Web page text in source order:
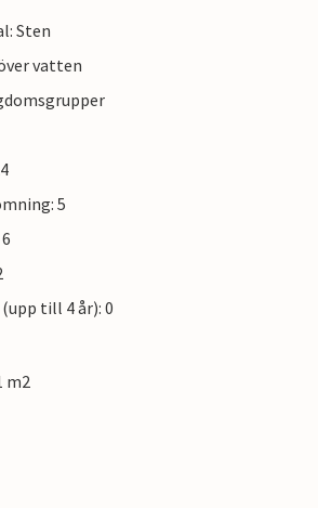
Sten
vatten
5
till 4 år): 0
m2